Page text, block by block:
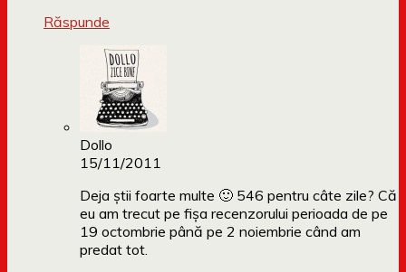
Răspunde
Dollo
15/11/2011
Deja știi foarte multe 🙂 546 pentru câte zile? Că
eu am trecut pe fișa recenzorului perioada de pe
19 octombrie până pe 2 noiembrie când am
predat tot.